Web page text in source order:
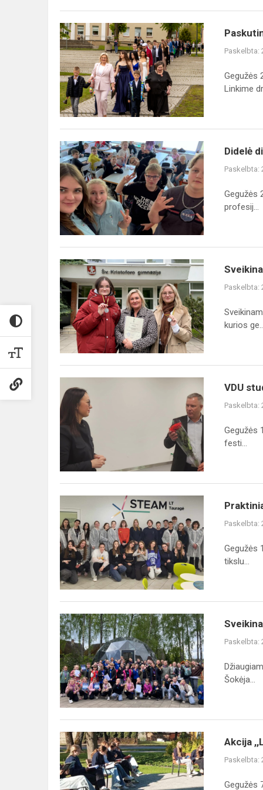
Paskutinis
skambutis
Paskelbta:
Gegužės
Linkime
Didelė
diena
mažiesiems
Ariogalos
gimnazistams:
Profesijų
p...
Didelė
Paskelbta:
Gegužės
profesij...
Sveikiname
Paskelbta:
kurios
studijų
festivalis
VDU
Paskelbta:
Gegužės
festi...
tiriamieji
darbai
STEAM
centre
Paskelbta:
Gegužės
tikslu...
Sveikiname
Paskelbta:
Šokėja...
Akcija
,,Lietuva
skaito
Akcija
Paskelbta:
Gegužės